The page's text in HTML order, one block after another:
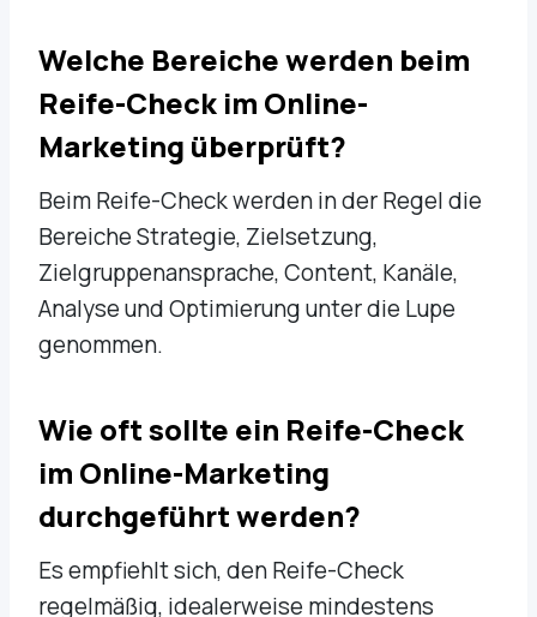
Welche Bereiche werden beim
Reife-Check im Online-
Marketing überprüft?
Beim Reife-Check werden in der Regel die
Bereiche Strategie, Zielsetzung,
Zielgruppenansprache, Content, Kanäle,
Analyse und Optimierung unter die Lupe
genommen.
Wie oft sollte ein Reife-Check
im Online-Marketing
durchgeführt werden?
Es empfiehlt sich, den Reife-Check
regelmäßig, idealerweise mindestens